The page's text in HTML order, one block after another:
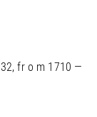
fr o m 1710 —